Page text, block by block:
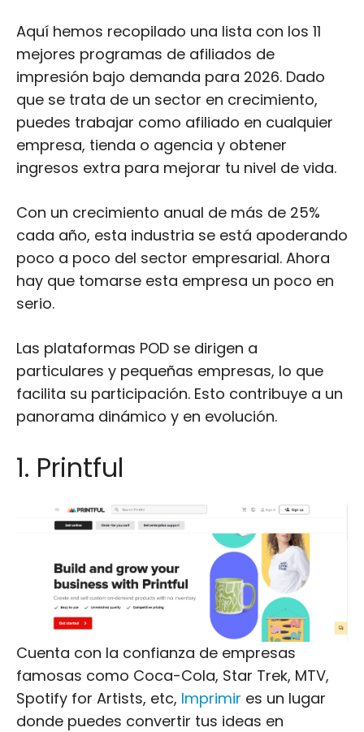
Aquí hemos recopilado una lista con los 11
mejores programas de afiliados de
impresión bajo demanda para 2026. Dado
que se trata de un sector en crecimiento,
puedes trabajar como afiliado en cualquier
empresa, tienda o agencia y obtener
ingresos extra para mejorar tu nivel de vida.
Con un crecimiento anual de más de 25%
cada año, esta industria se está apoderando
poco a poco del sector empresarial. Ahora
hay que tomarse esta empresa un poco en
serio.
Las plataformas POD se dirigen a
particulares y pequeñas empresas, lo que
facilita su participación. Esto contribuye a un
panorama dinámico y en evolución.
1. Printful
Cuenta con la confianza de empresas
famosas como Coca-Cola, Star Trek, MTV,
Spotify for Artists, etc, Imprimir es un lugar
donde puedes convertir tus ideas en